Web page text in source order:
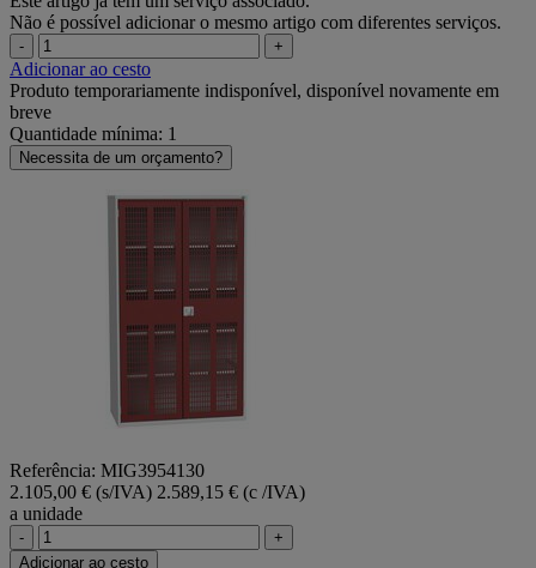
Não é possível adicionar o mesmo artigo com diferentes serviços.
- +
Adicionar ao cesto
Produto temporariamente indisponível, disponível novamente em
breve
Quantidade mínima: 1
Necessita de um orçamento?
Referência: MIG3954130
2.105,00 € (s/IVA) 2.589,15 € (c /IVA)
a unidade
-
+
Adicionar ao cesto